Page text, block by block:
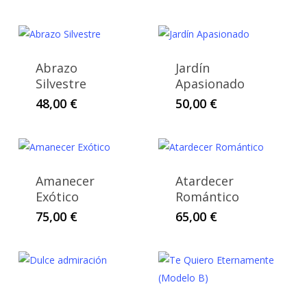
Abrazo
Silvestre
48,00 €
Jardín
Apasionado
50,00 €
Amanecer
Exótico
75,00 €
Atardecer
Romántico
65,00 €